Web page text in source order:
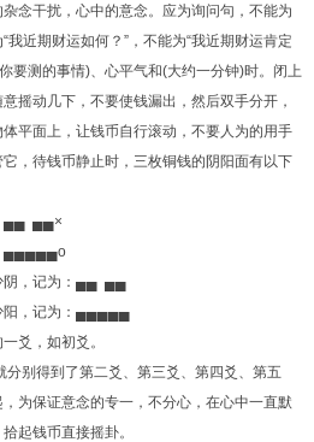
念干扰，心中的意念。应为询问句，不能为
近期财运如何？”，不能为“我近期财运肯定
要测的事情)、心平气和(大约一分钟)时。闭上
摇动几下，不要使钱漏出，然后双手分开，
平面上，让钱币自行滚动，不要人为的用手
，待钱币静止时，三枚铜钱的阴阳面有以下
▄▄ ▄▄×
▄▄▄▄▄o
阴，记为：▄▄ ▄▄
阳，记为：▄▄▄▄▄
爻，如初爻。
分别得到了第二爻、第三爻、第四爻、第五
为保证意念的专一，不分心，在心中一直默
起钱币直接摇卦。